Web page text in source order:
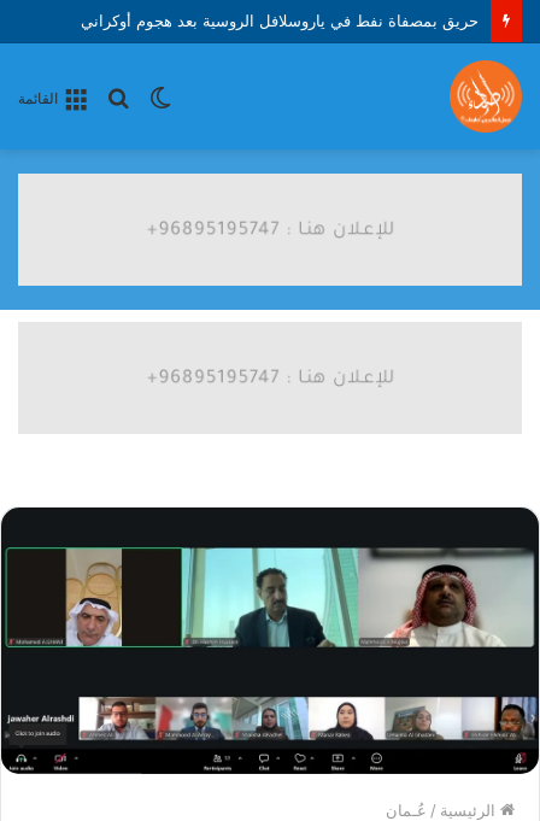
حريق بمصفاة نفط في ياروسلافل الروسية بعد هجوم أوكراني
القائمة
بحث الوضع
الرئيسية / عُـمان